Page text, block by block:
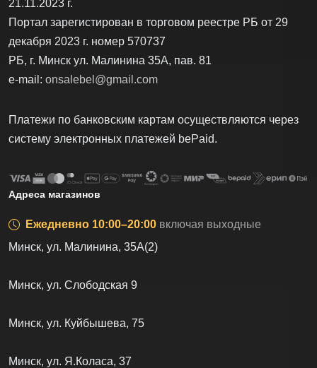
21.11.2023 г.
Портал зарегистирован в торговом реестре РБ от 29
декабря 2023 г. номер 570737
РБ, г. Минск ул. Малинина 35А, пав. 81
e-mail: onsalebel@gmail.com
Платежи по банковским картам осуществляются через
систему электронных платежей bеPаid.
Адреса магазинов
Ежедневно 10:00–20:00 включая выходные
Минск, ул. Малинина, 35А(2)
Минск, ул. Слободская 9
Минск, ул. Куйбышева, 75
Минск, ул. Я.Коласа, 37